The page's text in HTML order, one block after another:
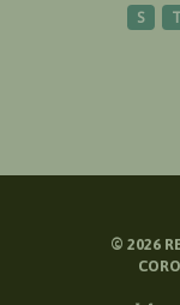
S T
© 2026